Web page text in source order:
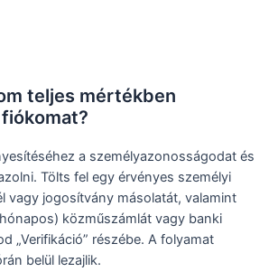
teljes mértékben
a személyazonosságodat és
Tölts fel egy érvényes személyi
vagy jogosítvány másolatát, valamint
közműszámlát vagy banki
„Verifikáció” részébe. A folyamat
belül lezajlik.